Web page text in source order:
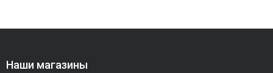
Наши магазины